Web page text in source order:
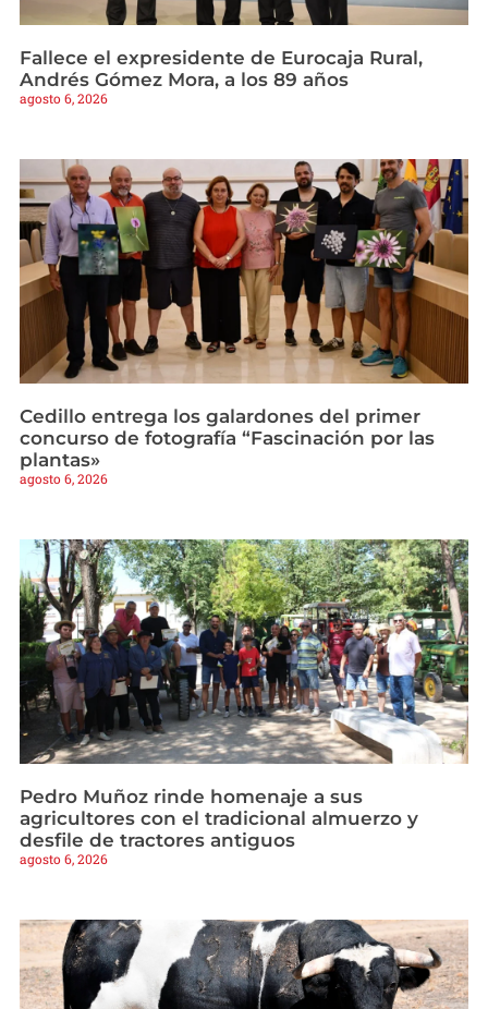
Fallece el expresidente de Eurocaja Rural,
Andrés Gómez Mora, a los 89 años
agosto 6, 2026
Cedillo entrega los galardones del primer
concurso de fotografía “Fascinación por las
plantas»
agosto 6, 2026
Pedro Muñoz rinde homenaje a sus
agricultores con el tradicional almuerzo y
desfile de tractores antiguos
agosto 6, 2026